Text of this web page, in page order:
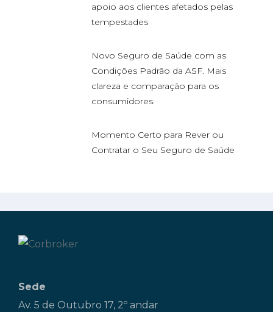
apoio aos clientes afetados pelas
tempestades
Novo Seguro de Saúde com as
Condições Padrão da ASF. Mais
clareza e comparação para os
consumidores.
Momento Certo para Rever ou
Contratar o Seu Seguro de Saúde
Sede
Av. 5 de Outubro 17, 2º andar